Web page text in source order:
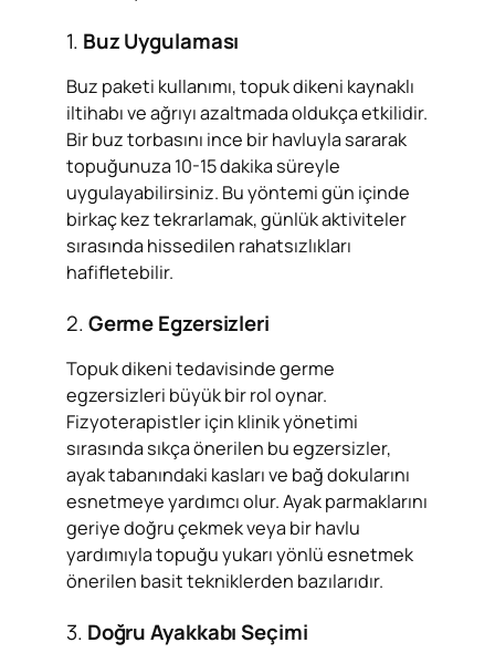
1. Buz Uygulaması
Buz paketi kullanımı, topuk dikeni kaynaklı
iltihabı ve ağrıyı azaltmada oldukça etkilidir.
Bir buz torbasını ince bir havluyla sararak
topuğunuza 10-15 dakika süreyle
uygulayabilirsiniz. Bu yöntemi gün içinde
birkaç kez tekrarlamak, günlük aktiviteler
sırasında hissedilen rahatsızlıkları
hafifletebilir.
2.Germe Egzersizleri
Topuk dikeni tedavisinde germe
egzersizleri büyük bir rol oynar.
Fizyoterapistler için klinik yönetimi
sırasında sıkça önerilen bu egzersizler,
ayak tabanındaki kasları ve bağ dokularını
esnetmeye yardımcı olur. Ayak parmaklarını
geriye doğru çekmek veya bir havlu
yardımıyla topuğu yukarı yönlü esnetmek
önerilen basit tekniklerden bazılarıdır.
3. Doğru Ayakkabı Seçimi